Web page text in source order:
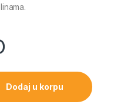
Dodaj u korpu